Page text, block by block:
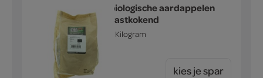
biologische aardappelen
vastkokend
1 Kilogram
kies je spar